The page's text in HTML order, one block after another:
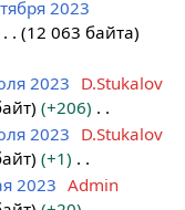
2023
12 063 байта
2023 D.Stukalov
+206
2023 D.Stukalov
+1
2023 Admin